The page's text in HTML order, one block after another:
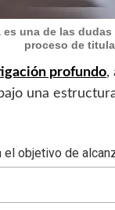
una de las
proceso de
profundo,
una
objetivo de